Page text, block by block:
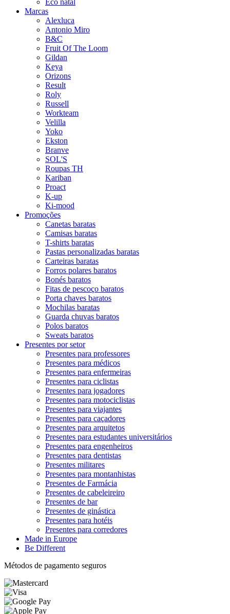
Marcas
Alexluca
Antonio Miro
B&C
Fruit Of The Loom
Gildan
Keya
Orizons
Result
Roly
Russell
Workteam
Velilla
Yoko
Ekston
Branve
SOL'S
Roupas TH
Kariban
Proact
K-up
Ki-mood
Promoções
Canetas baratas
Camisas baratas
T-shirts baratas
Pastas personalizadas baratas
Carteiras baratas
Forros polares baratos
Bonés baratos
Fitas de pescoço baratos
Porta chaves baratos
Mochilas baratas
Guarda chuvas baratos
Polos baratos
Sweats baratos
Presentes por setor
Presentes para professores
Presentes para médicos
Presentes para enfermeiras
Presentes para ciclistas
Presentes para jogadores
Presentes para motociclistas
Presentes para viajantes
Presentes para caçadores
Presentes para arquitetos
Presentes para estudantes universitários
Presentes para engenheiros
Presentes para dentistas
Presentes militares
Presentes para montanhistas
Presentes de Farmácia
Presentes de cabeleireiro
Presentes de bar
Presentes de ginástica
Presentes para hotéis
Presentes para corredores
Made in Europe
Be Different
Métodos de pagamento seguros